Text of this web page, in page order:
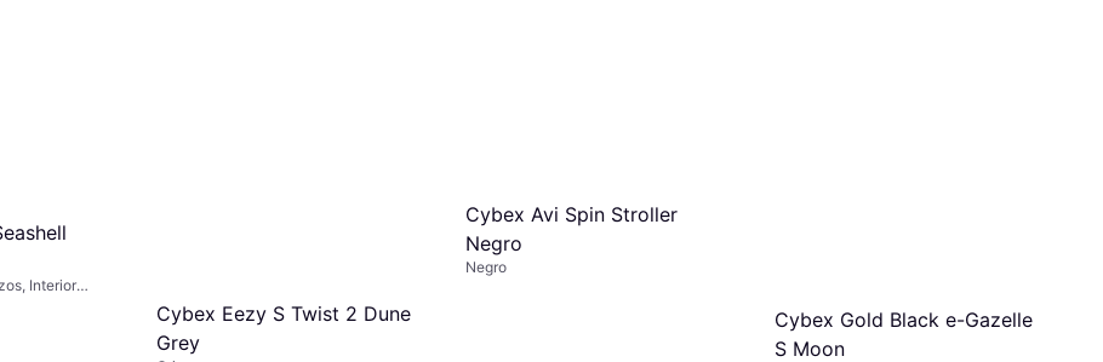
Interior
Cybex Eezy S Twist 2 Dune
Grey
Cybex Avi Spin Stroller
Negro
Negro
Cybex Gold Black e-Gazelle
S Moon